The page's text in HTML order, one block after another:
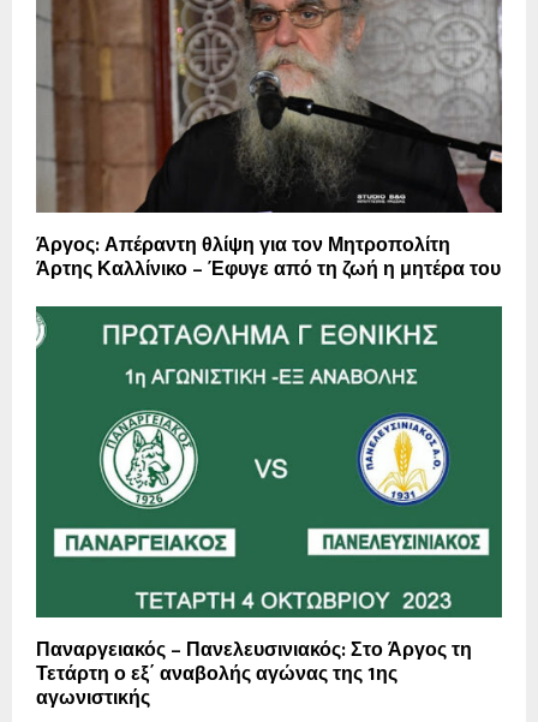
Άργος: Απέραντη θλίψη για τον Μητροπολίτη
Άρτης Καλλίνικο – Έφυγε από τη ζωή η μητέρα του
Παναργειακός – Πανελευσινιακός: Στο Άργος τη
Τετάρτη ο εξ΄ αναβολής αγώνας της 1ης
αγωνιστικής